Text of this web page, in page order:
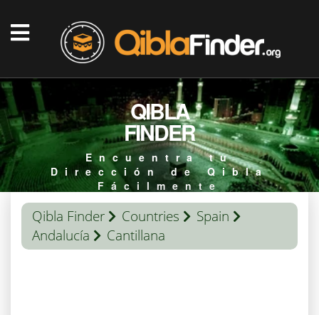
QIBLA
FINDER
Encuentra tu
Dirección de Qibla
Fácilmente
Qibla Finder Countries
Spain
Andalucía
Cantillana